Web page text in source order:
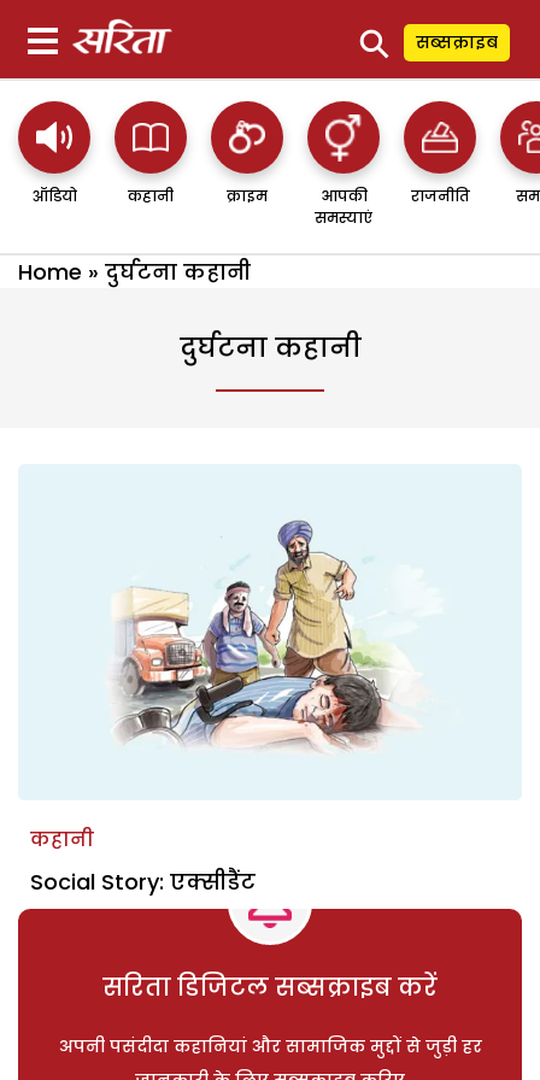
⚲ सब्सक्राइब
ऑडियो कहानी क्राइम
आपकी
समस्याएं
राजनीति
Home » दुर्घटना कहानी
दुर्घटना कहानी
कहानी
Social Story: एक्सीडैंट
सरिता डिजिटल सब्सक्राइब करें
अपनी पसंदीदा कहानियां और सामाजिक मुद्दों से जुड़ी हर